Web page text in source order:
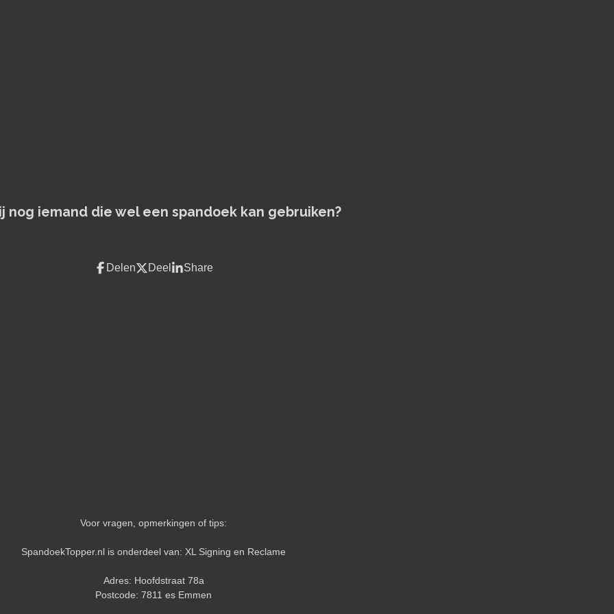
nog iemand die wel een spandoek kan gebruiken?
Delen Deel Share
Voor vragen, opmerkingen of tips:
SpandoekTopper.nl is onderdeel van: XL Signing en Reclame
Adres: Hoofdstraat 78a
Postcode: 7811 es Emmen